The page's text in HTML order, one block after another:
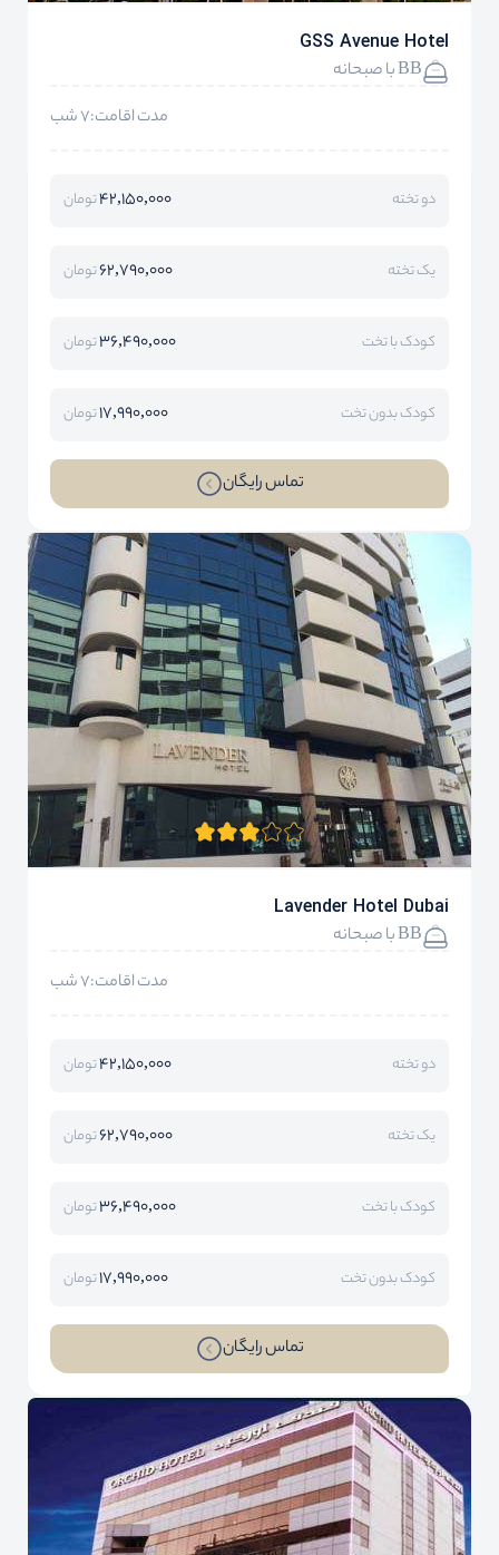
GSS Avenue Hotel
BB با صبحانه
مدت اقامت:7 شب
دو تخته 42,150,000تومان
یک تخته 62,790,000تومان
کودک با تخت 36,490,000تومان
کودک بدون تخت 17,990,000تومان
تماس رایگان
Lavender Hotel Dubai
BB با صبحانه
مدت اقامت:7 شب
دو تخته 42,150,000تومان
یک تخته 62,790,000تومان
کودک با تخت 36,490,000تومان
کودک بدون تخت 17,990,000تومان
تماس رایگان